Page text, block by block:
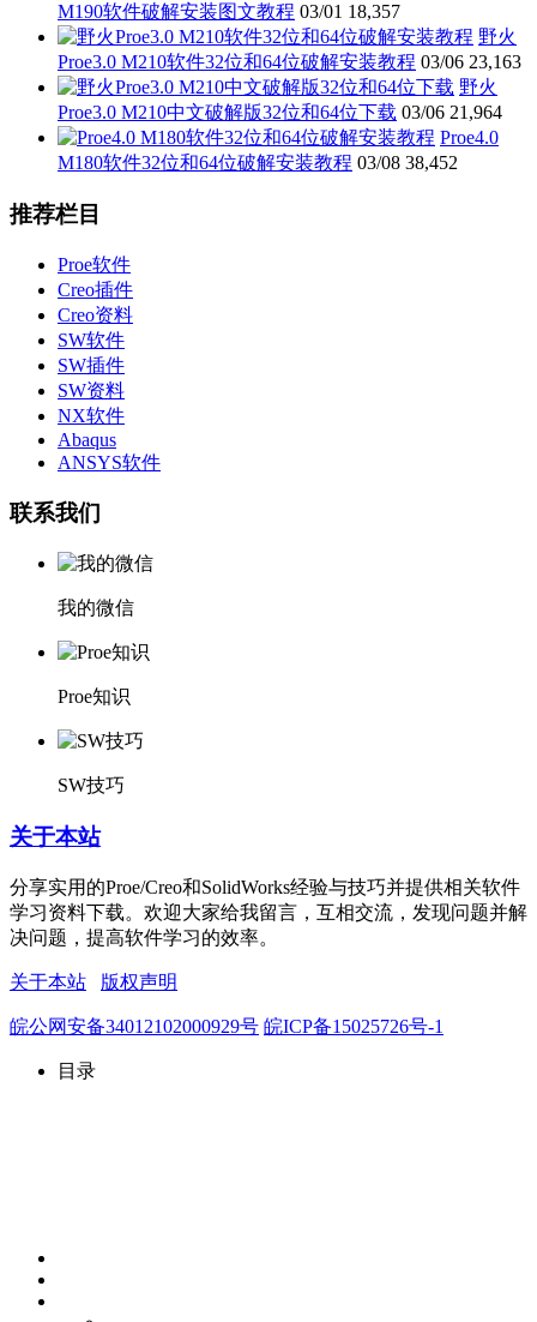
M190软件破解安装图文教程 03/01 18,357
野火
Proe3.0 M210软件32位和64位破解安装教程 03/06 23,163
野火
Proe3.0 M210中文破解版32位和64位下载 03/06 21,964
Proe4.0
M180软件32位和64位破解安装教程 03/08 38,452
推荐栏目
Proe软件
Creo插件
Creo资料
SW软件
SW插件
SW资料
NX软件
Abaqus
ANSYS软件
联系我们
我的微信
Proe知识
SW技巧
关于本站
分享实用的Proe/Creo和SolidWorks经验与技巧并提供相关软件
学习资料下载。欢迎大家给我留言，互相交流，发现问题并解
决问题，提高软件学习的效率。
关于本站 版权声明
皖公网安备34012102000929号 皖ICP备15025726号-1
目录